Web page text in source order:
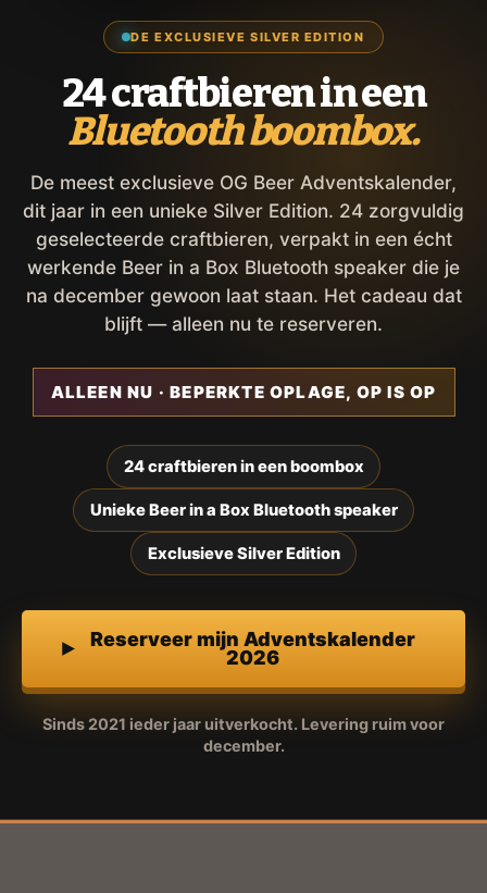
DE EXCLUSIEVE SILVER EDITION
24 craftbieren in een
Bluetooth boombox.
De meest exclusieve OG Beer Adventskalender,
dit jaar in een unieke Silver Edition. 24 zorgvuldig
geselecteerde craftbieren, verpakt in een écht
werkende Beer in a Box Bluetooth speaker die je
na december gewoon laat staan. Het cadeau dat
blijft — alleen nu te reserveren.
ALLEEN NU · BEPERKTE OPLAGE, OP IS OP
24 craftbieren in een boombox
Unieke Beer in a Box Bluetooth speaker
Exclusieve Silver Edition
Reserveer mijn Adventskalender
2026
Sinds 2021 ieder jaar uitverkocht. Levering ruim voor
december.